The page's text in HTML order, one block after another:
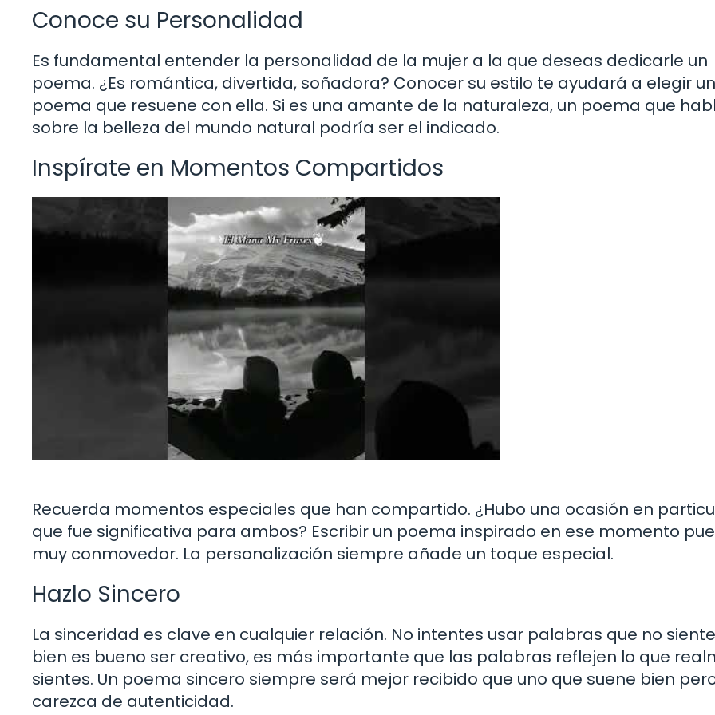
Conoce su Personalidad
Es fundamental entender la personalidad de la mujer a la que deseas dedicarle un
poema. ¿Es romántica, divertida, soñadora? Conocer su estilo te ayudará a elegir un
poema que resuene con ella. Si es una amante de la naturaleza, un poema que
sobre la belleza del mundo natural podría ser el indicado.
Inspírate en Momentos Compartidos
Recuerda momentos especiales que han compartido. ¿Hubo una ocasión en
que fue significativa para ambos? Escribir un poema inspirado en ese momento
muy conmovedor. La personalización siempre añade un toque especial.
Hazlo Sincero
La sinceridad es clave en cualquier relación. No intentes usar palabras que no
bien es bueno ser creativo, es más importante que las palabras reflejen lo que
sientes. Un poema sincero siempre será mejor recibido que uno que suene bien
carezca de autenticidad.